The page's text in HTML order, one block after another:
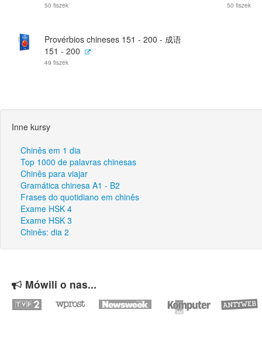
50 fiszek 50 fiszek
Provérbios chineses 151 - 200 - 成语
151 - 200
49 fiszek
Inne kursy
Chinês em 1 dia
Top 1000 de palavras chinesas
Chinês para viajar
Gramática chinesa A1 - B2
Frases do quotidiano em chinês
Exame HSK 4
Exame HSK 3
Chinês: dia 2
Mówili o nas...